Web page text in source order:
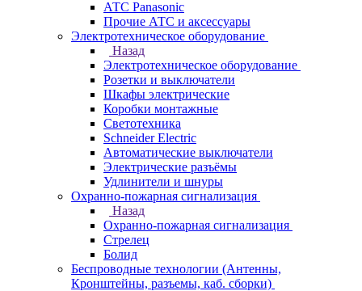
АТС Panasonic
Прочие АТС и аксессуары
Электротехническое оборудование
Назад
Электротехническое оборудование
Розетки и выключатели
Шкафы электрические
Коробки монтажные
Светотехника
Schneider Electric
Автоматические выключатели
Электрические разъёмы
Удлинители и шнуры
Охранно-пожарная сигнализация
Назад
Охранно-пожарная сигнализация
Стрелец
Болид
Беспроводные технологии (Антенны,
Кронштейны, разъемы, каб. сборки)